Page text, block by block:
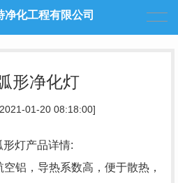
净化工程有限公司
形净化灯
01-20 08:18:00]
形灯产品详情:
铝，导热系数高，便于散热，